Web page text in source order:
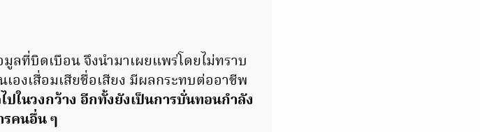
ลที่บิดเบือน จึงนำมาเผยแพร่โดยไม่ทราบ
องเสื่อมเสียชื่อเสียง มีผลกระทบต่ออาชีพ
ปในวงกว้าง อีกทั้งยังเป็นการบั่นทอนกำลัง
รคนอื่น ๆ